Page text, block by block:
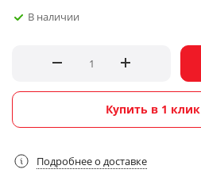
В наличии
Купить в 1 клик
Подробнее о доставке